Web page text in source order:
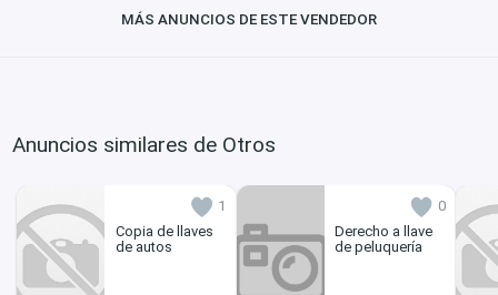
MÁS ANUNCIOS DE ESTE VENDEDOR
Anuncios similares de Otros
1
Copia de llaves
de autos
0
Derecho a llave
de peluquería